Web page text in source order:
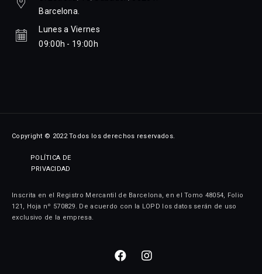
Barcelona.
Lunes a Viernes
09:00h - 19:00h
Copyright © 2022 Todos los derechos reservados.
POLÍTICA DE
PRIVACIDAD
Inscrita en el Registro Mercantil de Barcelona, en el Tomo 48054, Folio
121, Hoja nº 570829. De acuerdo con la LOPD los datos serán de uso
exclusivo de la empresa.